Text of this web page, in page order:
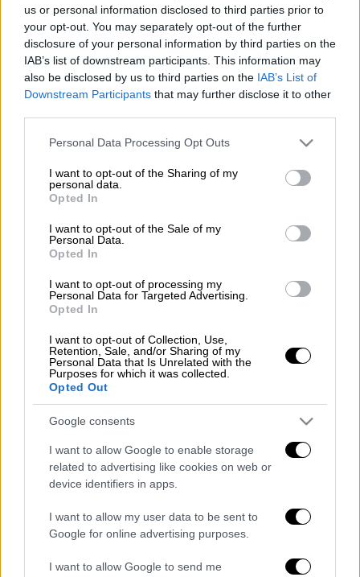
us or personal information disclosed to third parties prior to
your opt-out. You may separately opt-out of the further
disclosure of your personal information by third parties on the
IAB’s list of downstream participants. This information may
also be disclosed by us to third parties on the IAB’s List of
Downstream Participants that may further disclose it to other
Please note that this website/app uses one or more Google
not limited to your visit or usage behaviour. You may click to
grant or deny consent to Google and its third-party tags to
use your data for below specified purposes in below Google
consent section.
Personal Data Processing Opt Outs
I want to opt-out of the Sharing of my
personal data.
Opted In
I want to opt-out of the Sale of my
Personal Data.
Opted In
I want to opt-out of processing my
Personal Data for Targeted Advertising.
Opted In
I want to opt-out of Collection, Use,
Retention, Sale, and/or Sharing of my
Personal Data that Is Unrelated with the
Purposes for which it was collected.
Opted Out
Google consents
I want to allow Google to enable storage
related to advertising like cookies on web or
device identifiers in apps.
I want to allow my user data to be sent to
Google for online advertising purposes.
I want to allow Google to send me
Προσθέστε το ΕΘΝΟΣ στη Google
Δείτε το εκμέκ καταΐφι που θα σας κλέψει
την καρδιά με ένα κλικ στοmenshouse.gr
Διαβάστε ακόμη
Η «μαύρη» καταγραφή των πυρκαγιών: 118
πληγείσες περιοχές
Η πρώτη δήλωση της οικογένειας της
38χρονης Βρετανίδας που δολοφονήθηκε
Ντύθηκε «Χάρος», ανέβηκε στην οροφή
νοσοκομείου και κοιτούσε επίμονα τους
ασθενείς
Ρώσοι διαλύουν τα iPhone τους στο TikTok
για να... γίνουν πιο άνδρες